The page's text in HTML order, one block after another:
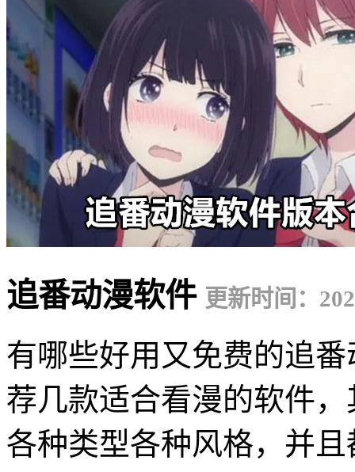
追番动漫软件 更新时间：
有哪些好用又免费的追
荐几款适合看漫的软件
各种类型各种风格，并